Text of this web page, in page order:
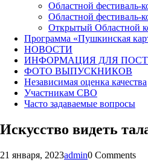
Областной
Областной фестиваль-
Открытый Областной
Программа «Пушкинская
НОВОСТИ
ИНФОРМАЦИЯ ДЛЯ
ФОТО ВЫПУСКНИКОВ
Независимая оценка качества
Участникам СВО
Часто задаваемые вопросы
Искусство видеть
21 января, 2023admin0 Comments